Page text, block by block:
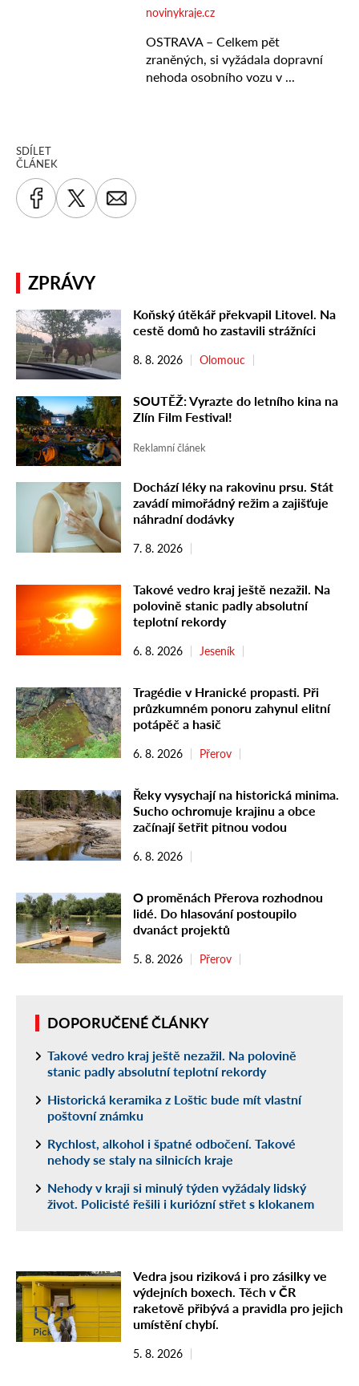
SDÍLET
ČLÁNEK
ZPRÁVY
Koňský útěkář překvapil Litovel. Na
cestě domů ho zastavili strážníci
8. 8. 2026 Olomouc
SOUTĚŽ: Vyrazte do letního kina na
Zlín Film Festival!
Reklamní článek
Dochází léky na rakovinu prsu. Stát
zavádí mimořádný režim a zajišťuje
náhradní dodávky
7. 8. 2026
Takové vedro kraj ještě nezažil. Na
polovině stanic padly absolutní
teplotní rekordy
6. 8. 2026 Jeseník
Tragédie v Hranické propasti. Při
průzkumném ponoru zahynul elitní
potápěč a hasič
6. 8. 2026 Přerov
Řeky vysychají na historická minima.
Sucho ochromuje krajinu a obce
začínají šetřit pitnou vodou
6. 8. 2026
O proměnách Přerova rozhodnou
lidé. Do hlasování postoupilo
dvanáct projektů
5. 8. 2026 Přerov
DOPORUČENÉ ČLÁNKY
Takové vedro kraj ještě nezažil. Na polovině
stanic padly absolutní teplotní rekordy
Historická keramika z Loštic bude mít vlastní
poštovní známku
Rychlost, alkohol i špatné odbočení. Takové
nehody se staly na silnicích kraje
Nehody v kraji si minulý týden vyžádaly lidský
život. Policisté řešili i kuriózní střet s klokanem
Vedra jsou riziková i pro zásilky ve
výdejních boxech. Těch v ČR
raketově přibývá a pravidla pro jejich
umístění chybí.
5. 8. 2026